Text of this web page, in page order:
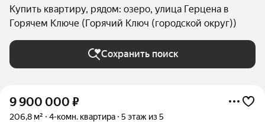
Купить квартиру, рядом: озеро, улица Герцена в
Горячем Ключе (Горячий Ключ (городской округ))
Сохранить поиск
9 900 000 ₽
206,8 м² 4-комн. квартира 5 этаж из 5